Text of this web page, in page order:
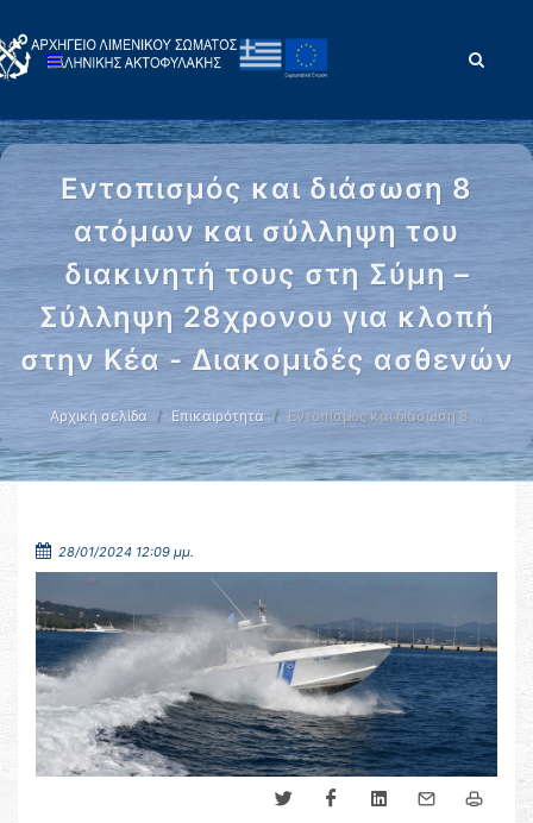
Εντοπισμός και διάσωση 8
ατόμων και σύλληψη του
διακινητή τους στη Σύμη –
Σύλληψη 28χρονου για κλοπή
στην Κέα - Διακομιδές ασθενών
Αρχική σελίδα Επικαιρότητα Εντοπισμός και διάσωση 8 …
28/01/2024 12:09 μμ.